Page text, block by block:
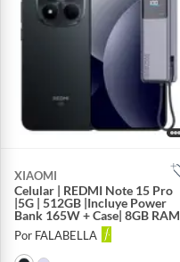
XIAOMI
Celular | REDMI Note 15 Pro
|5G | 512GB |Incluye Power
Bank 165W + Case| 8GB RAM
Por FALABELLA